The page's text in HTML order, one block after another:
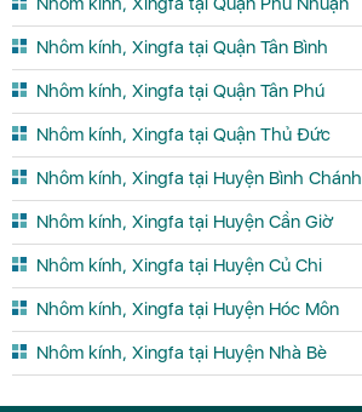
Nhôm kính, Xingfa tại Quận Tân Bình
Nhôm kính, Xingfa tại Quận Tân Phú
Nhôm kính, Xingfa tại Quận Thủ Đức
Nhôm kính, Xingfa tại Huyện Bình Chánh
Nhôm kính, Xingfa tại Huyện Cần Giờ
Nhôm kính, Xingfa tại Huyện Củ Chi
Nhôm kính, Xingfa tại Huyện Hóc Môn
Nhôm kính, Xingfa tại Huyện Nhà Bè